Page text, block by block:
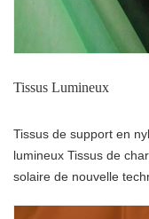
Tissus Lumineux
Tissus de support en
lumineux Tissus de
solaire de nouvelle